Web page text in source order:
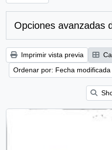
Opciones avanzadas
Imprimir vista previa
Ordenar por: Fecha modificada